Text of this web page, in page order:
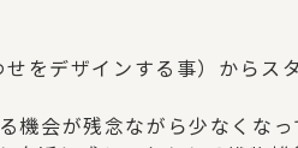
をデザインする事）からス
会が残念ながら少なくなっ